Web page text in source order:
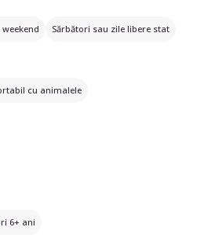
weekend Sărbători sau zile libere stat
cu animalele
6+ ani